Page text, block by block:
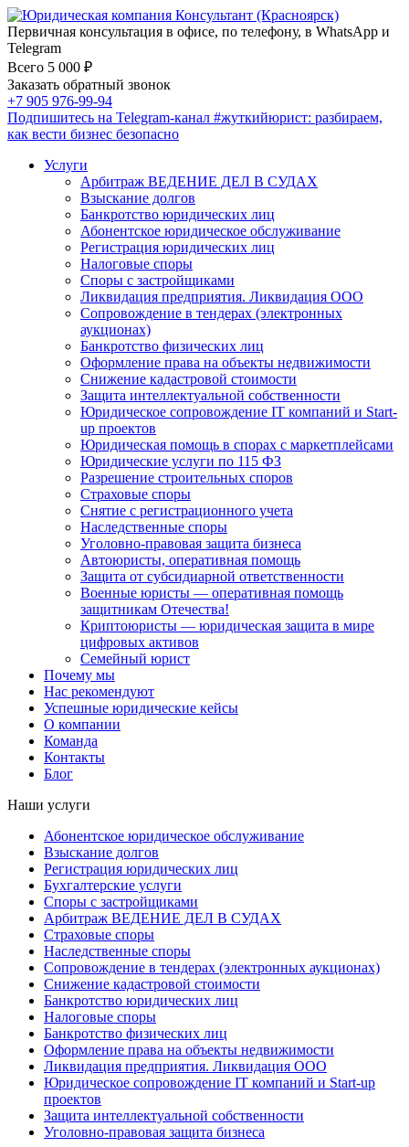
Первичная консультация в офисе, по телефону, в WhatsApp и
Telegram
Всего 5 000 ₽
Заказать обратный звонок
+7 905 976-99-94
Подпишитесь на Telegram-канал #жуткийюрист: разбираем,
как вести бизнес безопасно
Услуги
Арбитраж ВЕДЕНИЕ ДЕЛ В СУДАХ
Взыскание долгов
Банкротство юридических лиц
Абонентское юридическое обслуживание
Регистрация юридических лиц
Налоговые споры
Споры с застройщиками
Ликвидация предприятия. Ликвидация ООО
Сопровождение в тендерах (электронных
аукционах)
Банкротство физических лиц
Оформление права на объекты недвижимости
Снижение кадастровой стоимости
Защита интеллектуальной собственности
Юридическое сопровождение IT компаний и Start-
up проектов
Юридическая помощь в спорах с маркетплейсами
Юридические услуги по 115 ФЗ
Разрешение строительных споров
Страховые споры
Снятие с регистрационного учета
Наследственные споры
Уголовно-правовая защита бизнеса
Автоюристы, оперативная помощь
Защита от субсидиарной ответственности
Военные юристы — оперативная помощь
защитникам Отечества!
Криптоюристы — юридическая защита в мире
цифровых активов
Семейный юрист
Почему мы
Нас рекомендуют
Успешные юридические кейсы
О компании
Команда
Контакты
Блог
Наши услуги
Абонентское юридическое обслуживание
Взыскание долгов
Регистрация юридических лиц
Бухгалтерские услуги
Споры с застройщиками
Арбитраж ВЕДЕНИЕ ДЕЛ В СУДАХ
Страховые споры
Наследственные споры
Сопровождение в тендерах (электронных аукционах)
Снижение кадастровой стоимости
Банкротство юридических лиц
Налоговые споры
Банкротство физических лиц
Оформление права на объекты недвижимости
Ликвидация предприятия. Ликвидация ООО
Юридическое сопровождение IT компаний и Start-up
проектов
Защита интеллектуальной собственности
Уголовно-правовая защита бизнеса